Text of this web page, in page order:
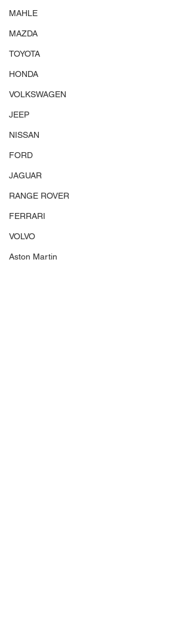
MAHLE
MAZDA
TOYOTA
HONDA
VOLKSWAGEN
JEEP
NISSAN
FORD
JAGUAR
RANGE ROVER
FERRARI
VOLVO
Aston Martin